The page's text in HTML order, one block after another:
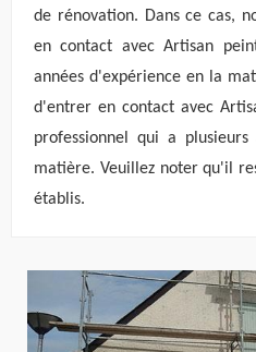
de rénovation. Dans ce cas,
en contact avec Artisan
années d'expérience en la
d'entrer en contact avec
professionnel qui a
matière. Veuillez noter qu'il
établis.